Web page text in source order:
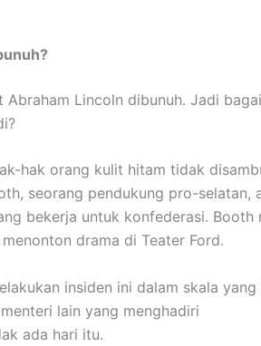
Lincoln dibunuh. Jadi
hak orang kulit hitam tidak
seorang pendukung pro-selatan,
bekerja untuk konfederasi. Booth
drama di Teater Ford.
insiden ini dalam skala yang
lain yang menghadiri
ada hari itu.